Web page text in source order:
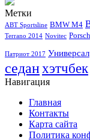
Метки
ABT Sportsline BMW M4
Terrano 2014 Novitec
Патриот 2017 Универсал
седанхэтчбек
Навигация
Главная
Контакты
Карта сайта
Политика